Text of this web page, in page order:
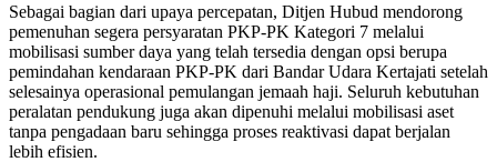
Sebagai bagian dari upaya percepatan, Ditjen Hubud mendorong
pemenuhan segera persyaratan PKP-PK Kategori 7 melalui
mobilisasi sumber daya yang telah tersedia dengan opsi berupa
pemindahan kendaraan PKP-PK dari Bandar Udara Kertajati setelah
selesainya operasional pemulangan jemaah haji. Seluruh kebutuhan
peralatan pendukung juga akan dipenuhi melalui mobilisasi aset
tanpa pengadaan baru sehingga proses reaktivasi dapat berjalan
lebih efisien.